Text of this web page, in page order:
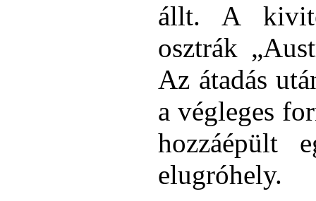
állt. A
osztrák
Az átadás
a végleges
hozzáépült
elugróhely.